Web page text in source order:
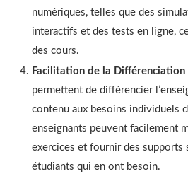
numériques, telles que des
interactifs et des tests en ligne,
des cours.
Facilitation de la Différenciation
permettent de différencier
contenu aux besoins individuels
enseignants peuvent facilement
exercices et fournir des supports
étudiants qui en ont besoin.